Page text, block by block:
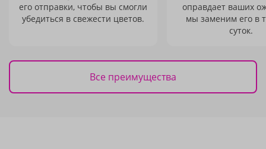
его отправки, чтобы вы смогли
убедиться в свежести цветов.
оправдает ваших
мы заменим его в
суток.
Все преимущества